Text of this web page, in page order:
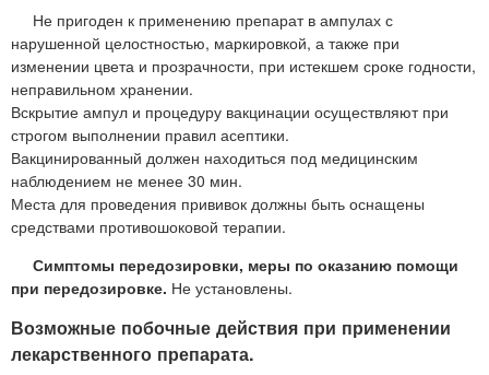
Не пригоден к применению препарат в ампулах с
нарушенной целостностью, маркировкой, а также при
изменении цвета и прозрачности, при истекшем сроке годности,
неправильном хранении.
Вскрытие ампул и процедуру вакцинации осуществляют при
строгом выполнении правил асептики.
Вакцинированный должен находиться под медицинским
наблюдением не менее 30 мин.
Места для проведения прививок должны быть оснащены
средствами противошоковой терапии.
Симптомы передозировки, меры по оказанию помощи
при передозировке. Не установлены.
Возможные побочные действия при применении
лекарственного препарата.